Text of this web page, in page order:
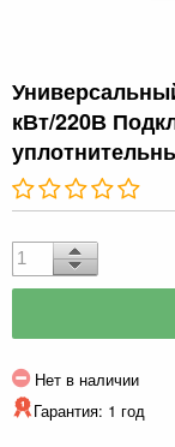
кВт/220В
Нет в наличии
Гарантия: 1 год